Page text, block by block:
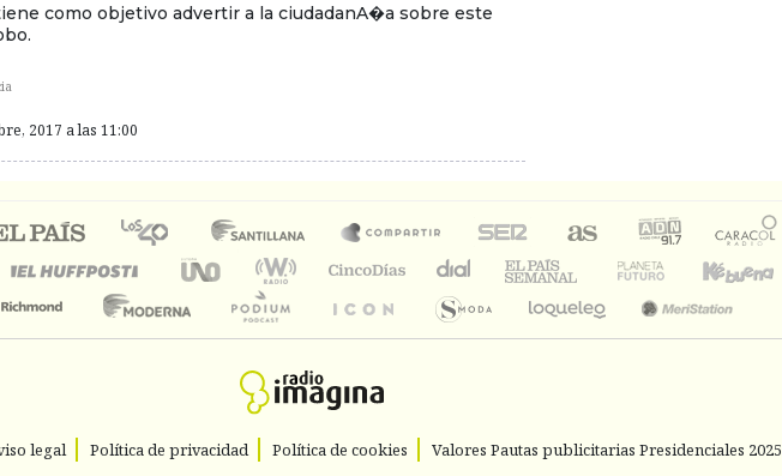
como objetivo advertir a la ciudadanA�a sobre este
2017 a las 11:00
legal Política de privacidad Política de cookies Valores Pautas publicitarias Presidenciales 2025